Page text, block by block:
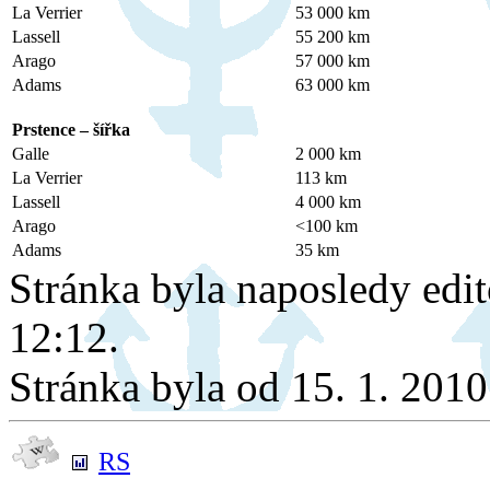
La Verrier
53 000 km
Lassell
55 200 km
Arago
57 000 km
Adams
63 000 km
Prstence – šířka
Galle
2 000 km
La Verrier
113 km
Lassell
4 000 km
Arago
<100 km
Adams
35 km
Stránka byla naposledy
12:12.
Stránka byla od 15. 1.
RS